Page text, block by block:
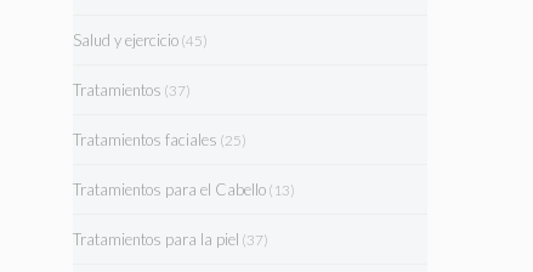
Salud y ejercicio(45)
Tratamientos (37)
Tratamientos faciales (25)
Tratamientos para el Cabello(13)
Tratamientos para la piel (37)